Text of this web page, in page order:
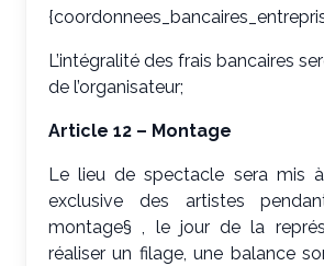
L’intégralité des frais bancaires
de l’organisateur;
Article 12 – Montage
Le lieu de spectacle sera mis
exclusive des artistes
montage§ , le jour de la
réaliser un filage, une balance